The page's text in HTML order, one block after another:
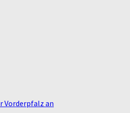
Vorderpfalz an